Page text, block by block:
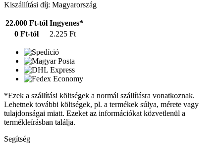
Kiszállítási díj: Magyarország
22.000 Ft-tól Ingyenes*
0 Ft-tól
2.225 Ft
*Ezek a szállítási költségek a normál szállításra vonatkoznak.
Lehetnek további költségek, pl. a termékek súlya, mérete vagy
tulajdonságai miatt. Ezeket az információkat közvetlenül a
termékleírásban találja.
Segítség